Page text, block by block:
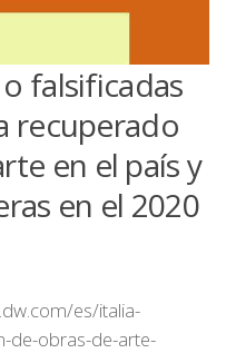
falsificadas
recuperado
en el país y
en el 2020
es/italia-
de-obras-de-arte-